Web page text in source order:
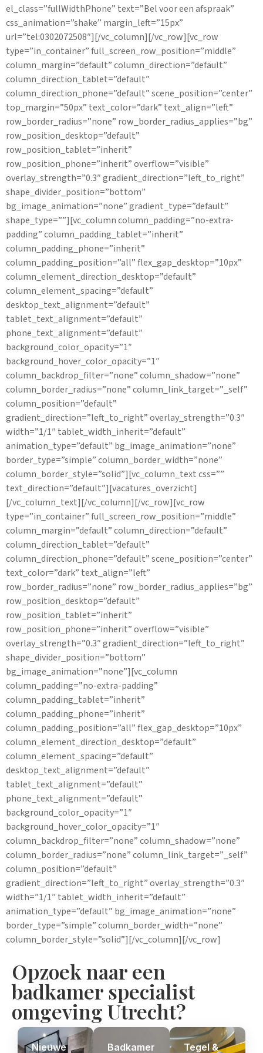
el_class=”fullWidthPhone” text=”Bel voor een afspraak”
css_animation=”shake” margin_left=”15px”
url=”tel:0302072508″][/vc_column][/vc_row][vc_row
type=”in_container” full_screen_row_position=”middle”
column_margin=”default” column_direction=”default”
column_direction_tablet=”default”
column_direction_phone=”default” scene_position=”center”
top_margin=”50px” text_color=”dark” text_align=”left”
row_border_radius=”none” row_border_radius_applies=”bg”
row_position_desktop=”default”
row_position_tablet=”inherit”
row_position_phone=”inherit” overflow=”visible”
overlay_strength=”0.3″ gradient_direction=”left_to_right”
shape_divider_position=”bottom”
bg_image_animation=”none” gradient_type=”default”
shape_type=””][vc_column column_padding=”no-extra-
padding” column_padding_tablet=”inherit”
column_padding_phone=”inherit”
column_padding_position=”all” flex_gap_desktop=”10px”
column_element_direction_desktop=”default”
column_element_spacing=”default”
desktop_text_alignment=”default”
tablet_text_alignment=”default”
phone_text_alignment=”default”
background_color_opacity=”1″
background_hover_color_opacity=”1″
column_backdrop_filter=”none” column_shadow=”none”
column_border_radius=”none” column_link_target=”_self”
column_position=”default”
gradient_direction=”left_to_right” overlay_strength=”0.3″
width=”1/1″ tablet_width_inherit=”default”
animation_type=”default” bg_image_animation=”none”
border_type=”simple” column_border_width=”none”
column_border_style=”solid”][vc_column_text css=””
text_direction=”default”][vacatures_overzicht]
[/vc_column_text][/vc_column][/vc_row][vc_row
type=”in_container” full_screen_row_position=”middle”
column_margin=”default” column_direction=”default”
column_direction_tablet=”default”
column_direction_phone=”default” scene_position=”center”
text_color=”dark” text_align=”left”
row_border_radius=”none” row_border_radius_applies=”bg”
row_position_desktop=”default”
row_position_tablet=”inherit”
row_position_phone=”inherit” overflow=”visible”
overlay_strength=”0.3″ gradient_direction=”left_to_right”
shape_divider_position=”bottom”
bg_image_animation=”none”][vc_column
column_padding=”no-extra-padding”
column_padding_tablet=”inherit”
column_padding_phone=”inherit”
column_padding_position=”all” flex_gap_desktop=”10px”
column_element_direction_desktop=”default”
column_element_spacing=”default”
desktop_text_alignment=”default”
tablet_text_alignment=”default”
phone_text_alignment=”default”
background_color_opacity=”1″
background_hover_color_opacity=”1″
column_backdrop_filter=”none” column_shadow=”none”
column_border_radius=”none” column_link_target=”_self”
column_position=”default”
gradient_direction=”left_to_right” overlay_strength=”0.3″
width=”1/1″ tablet_width_inherit=”default”
animation_type=”default” bg_image_animation=”none”
border_type=”simple” column_border_width=”none”
column_border_style=”solid”][/vc_column][/vc_row]
Opzoek naar een
badkamer specialist
omgeving Utrecht?
Nieuwe
Badkamer
Tegel &